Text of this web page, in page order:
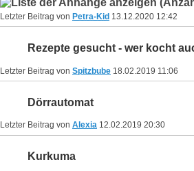
Letzter Beitrag von Petra-Kid 13.12.2020 12:42
Letzter Beitrag von Spitzbube 18.02.2019 11:06
Dörrautomat
Letzter Beitrag von Alexia 12.02.2019 20:30
Kurkuma